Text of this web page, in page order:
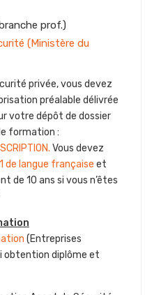
prof.)
(Ministère du
privée, vous devez
préalable délivrée
votre dépôt de dossier
formation :
Vous devez
de langue française et
de 10 ans si vous n’êtes
(Entreprises
obtention diplôme et